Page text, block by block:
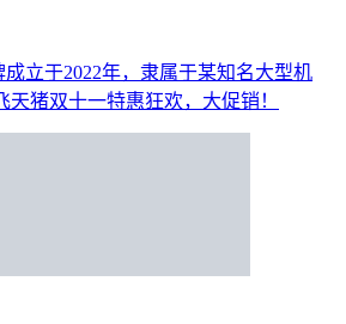
立于2022年，隶属于某知名大型机
猪双十一特惠狂欢，大促销！